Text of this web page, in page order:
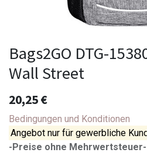
Bags2GO DTG-
Wall Street
20,25€
Bedingungen und Konditionen
Angebot nur für gewerbliche
-Preise ohne Mehrwertsteuer-